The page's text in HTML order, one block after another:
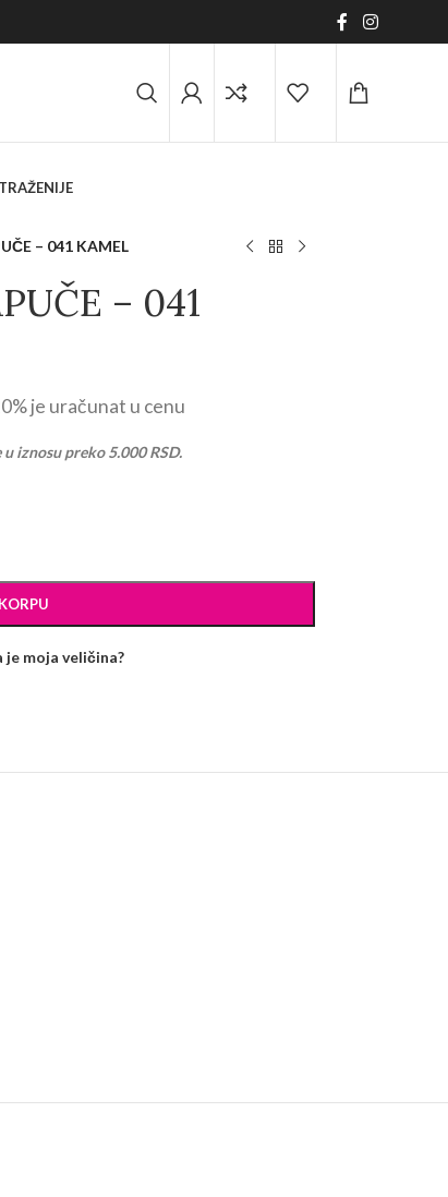
– 041 KAMEL
– 041
je uračunat u cenu
iznosu preko 5.000 RSD.
je moja veličina?